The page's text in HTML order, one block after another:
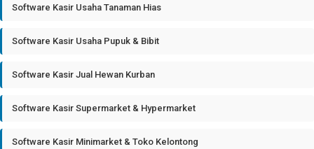
Software Kasir Usaha Tanaman Hias
Software Kasir Usaha Pupuk & Bibit
Software Kasir Jual Hewan Kurban
Software Kasir Supermarket & Hypermarket
Software Kasir Minimarket & Toko Kelontong